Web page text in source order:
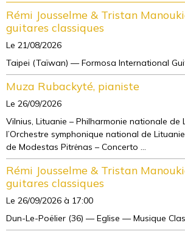
Rémi Jousselme & Tristan
guitares classiques
Le 21/08/2026
Taipei (Taïwan) — Formosa International
Muza Rubackyté, pianiste
Le 26/09/2026
Vilnius, Lituanie – Philharmonie nationale de
l’Orchestre symphonique national de
de Modestas Pitrėnas – Concerto ...
Rémi Jousselme & Tristan
guitares classiques
Le 26/09/2026 à 17:00
Dun-Le-Poëlier (36) — Eglise — Musique